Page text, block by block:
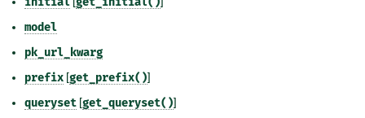
model
pk_url_kwarg
prefix [get_prefix()]
queryset [get_queryset()]